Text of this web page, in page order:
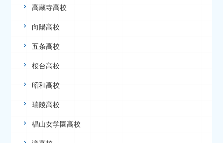
高蔵寺高校
向陽高校
五条高校
桜台高校
昭和高校
瑞陵高校
椙山女学園高校